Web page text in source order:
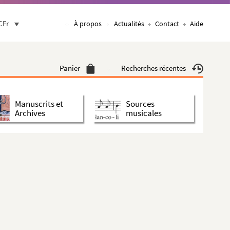
À propos Actualités Contact Aide
Panier Recherches récentes
Manuscrits et
Archives
Sources
musicales